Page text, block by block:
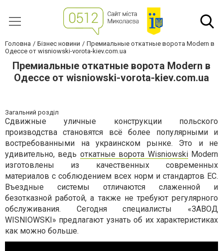
Головна Бізнес новини
Премиальные откатные ворота Modern в
Одессе от wisniowski-vorota-kiev.com.ua
Премиальные откатные ворота Modern в
Одессе от wisniowski-vorota-kiev.com.ua
Загальний розділ
Сдвижные уличные конструкции польского
производства становятся всё более популярными и
востребованными на украинском рынке. Это и не
удивительно, ведь откатные ворота WisniowskiModern
изготовлены из качественных современных
материалов с соблюдением всех норм и стандартов ЕС.
Въездные системы отличаются слаженной и
безотказной работой, а также не требуют регулярного
обслуживания. Сегодня специалисты «ЗАВОД
WISNIOWSKI» предлагают узнать об их характеристиках
как можно больше.